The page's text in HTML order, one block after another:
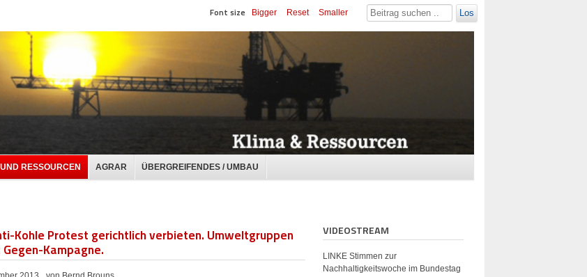
RESSOURCEN AGRAR ÜBERGREIFENDES / UMBAU
Font size Bigger Reset Smaller Los
Kohle Protest gerichtlich verbieten. Umweltgruppen
Kampagne.
VIDEOSTREAM
LINKE Stimmen zur
Nachhaltigkeitswoche im Bundestag